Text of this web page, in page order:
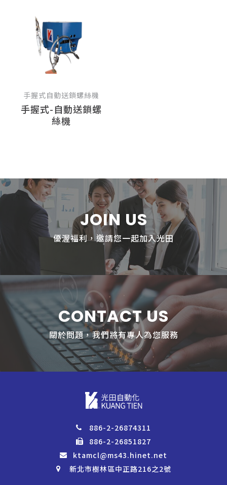
手握式自動送鎖螺絲機
手握式-自動送鎖螺
絲機
JOIN US
優渥福利，邀請您一起加入光田
CONTACT US
關於問題，我們將有專人為您服務
886-2-26874311
886-2-26851827
ktamcl@ms43.hinet.net
新北市樹林區中正路216之2號